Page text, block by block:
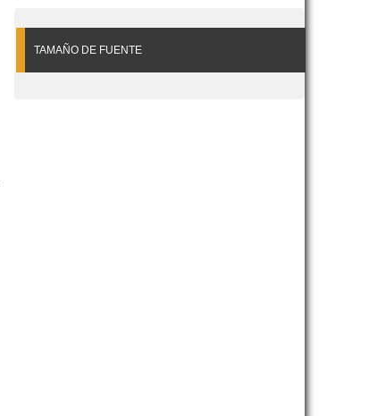
TAMAÑO DE FUENTE